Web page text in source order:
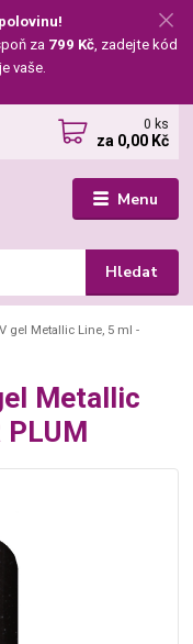
za 799 Kč, zadejte kód
je vaše.
Menu
Hledat
0 ks
za 0,00 Kč
gel Metallic Line, 5 ml -
Metallic
PLUM